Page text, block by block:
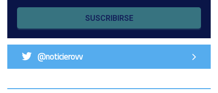
SUSCRIBIRSE
@noticierovv